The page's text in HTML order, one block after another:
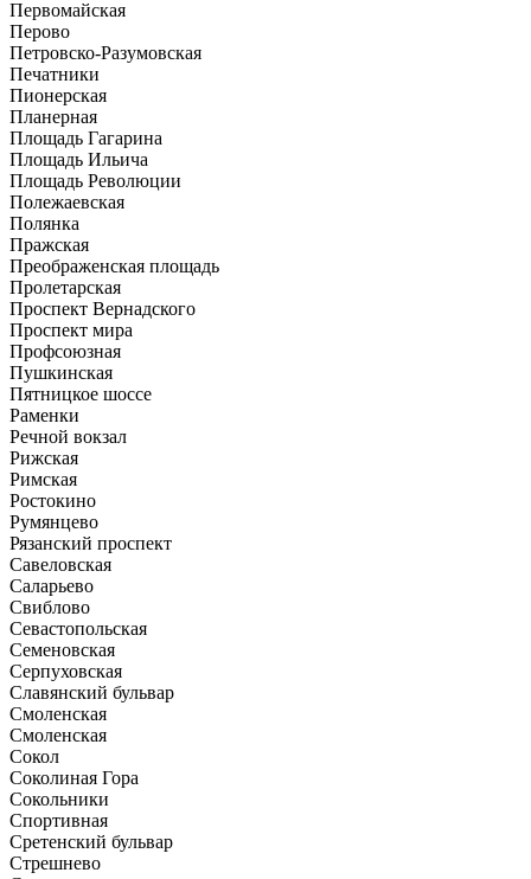
Первомайская
Перово
Петровско-Разумовская
Печатники
Пионерская
Планерная
Площадь Гагарина
Площадь Ильича
Площадь Революции
Полежаевская
Полянка
Пражская
Преображенская площадь
Пролетарская
Проспект Вернадского
Проспект мира
Профсоюзная
Пушкинская
Пятницкое шоссе
Раменки
Речной вокзал
Рижская
Римская
Ростокино
Румянцево
Рязанский проспект
Савеловская
Саларьево
Свиблово
Севастопольская
Семеновская
Серпуховская
Славянский бульвар
Смоленская
Смоленская
Сокол
Соколиная Гора
Сокольники
Спортивная
Сретенский бульвар
Стрешнево